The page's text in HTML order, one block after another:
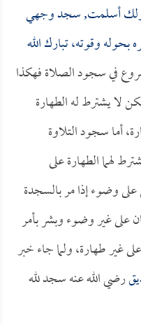
أسلمت, سجد وجهي
وقوته، تبارك الله
في سجود الصلاة فهكذا
لا يشترط له الطهارة
أما سجود التلاوة
لهما الطهارة على
وضوء إذا مر بالسجدة
غير وضوء وبشر بأمر
غير طهارة، ولما جاء خبر
رضي الله عنه سجد لله